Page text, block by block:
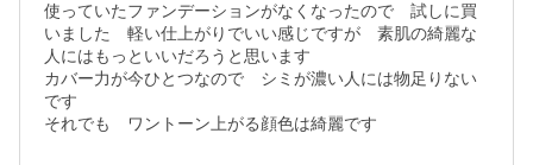
使っていたファンデーションがなくなったので　試しに買
いました　軽い仕上がりでいい感じですが　素肌の綺麗な
人にはもっといいだろうと思います
カバー力が今ひとつなので　シミが濃い人には物足りない
です
それでも　ワントーン上がる顔色は綺麗です